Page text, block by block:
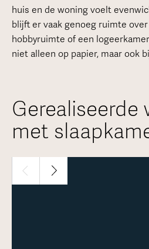
huis en de woning voelt
blijft er vaak genoeg ruimte
hobbyruimte of een
niet alleen op papier, maar ook
Gerealiseerde
met
Meer over deze woning
1 / 24